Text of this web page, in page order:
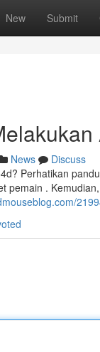
New Submit
News
Discuss
Perhatikan
pemain .